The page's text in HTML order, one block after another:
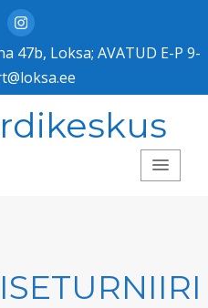
Instagram
47b, Loksa; AVATUD E-P 9-